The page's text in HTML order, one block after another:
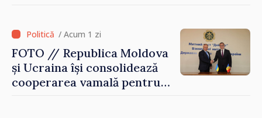
/ Acum 1 zi
FOTO // Republica Moldova
și Ucraina își consolidează
cooperarea vamală pentru